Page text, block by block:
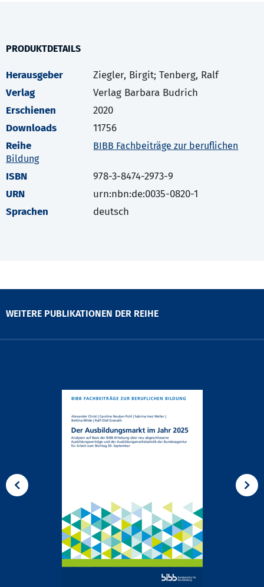
PRODUKTDETAILS
Herausgeber
Ziegler, Birgit; Tenberg, Ralf
Verlag
Verlag Barbara Budrich
Erschienen
2020
Downloads
11756
Reihe
BIBB Fachbeiträge zur beruflichen
Bildung
ISBN
978-3-8474-2973-9
URN
urn:nbn:de:0035-0820-1
Sprachen
deutsch
WEITERE PUBLIKATIONEN DER REIHE